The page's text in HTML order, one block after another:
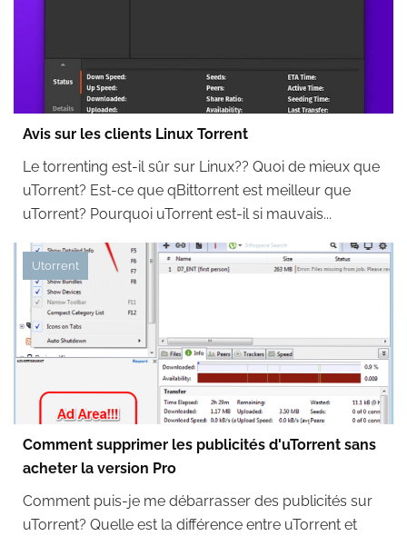
Avis sur les clients Linux Torrent
Le torrenting est-il sûr sur Linux?? Quoi de mieux que
uTorrent? Est-ce que qBittorrent est meilleur que
uTorrent? Pourquoi uTorrent est-il si mauvais...
Utorrent
Comment supprimer les publicités d'uTorrent sans
acheter la version Pro
Comment puis-je me débarrasser des publicités sur
uTorrent? Quelle est la différence entre uTorrent et